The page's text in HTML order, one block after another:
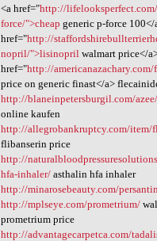
<a href="http://
force/">cheap generic p-force 100</
href="http://
nopril/">lisinopril walmart price</
href="http://
price on generic finast</a>
http://blaneinpetersburgil.com/azee/
online kaufen
http://allegrobankruptcy.com/item/
flibanserin price
http://
hfa-inhaler/asthalin hfa inhaler
http://minarosebeauty.com/
http://mplseye.com/prometrium/
prometrium price
http://advantagecarpetca.com/